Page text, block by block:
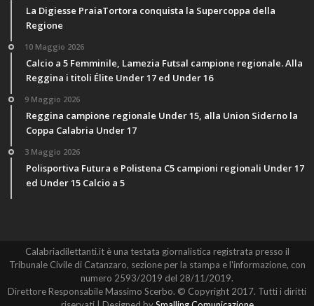
La Digiesse PraiaTortora conquista la Supercoppa della
Regione
10 Maggio 2026
Calcio a 5 Femminile, Lamezia Futsal campione regionale. Alla
Reggina i titoli Élite Under 17 ed Under 16
9 Maggio 2026
Reggina campione regionale Under 15, alla Union Siderno la
Coppa Calabria Under 17
3 Maggio 2026
Polisportiva Futura e Polistena C5 campioni regionali Under 17
ed Under 15 Calcio a 5
Calabriadilettanti.it è una testata giornalistica registrata presso il
Tribunale Civile di Catanzaro, sezione per la stampa e l'informazione, con
numero 2593/2019 del 28/11/2019.
Direttore Responsabile Massimo Scerbo. © Copyright 2017. Tutti i diritti